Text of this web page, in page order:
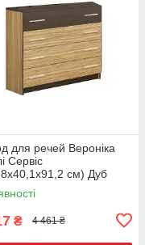
для речей Вероніка
Сервіс
см) Дуб
+ венге
₴ 4 461 ₴